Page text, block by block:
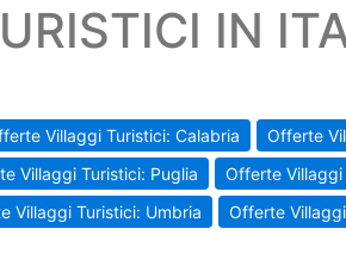
IN
Villaggi Turistici: Calabria
Offerte
Villaggi Turistici: Puglia
Offerte
Villaggi Turistici: Umbria Offerte